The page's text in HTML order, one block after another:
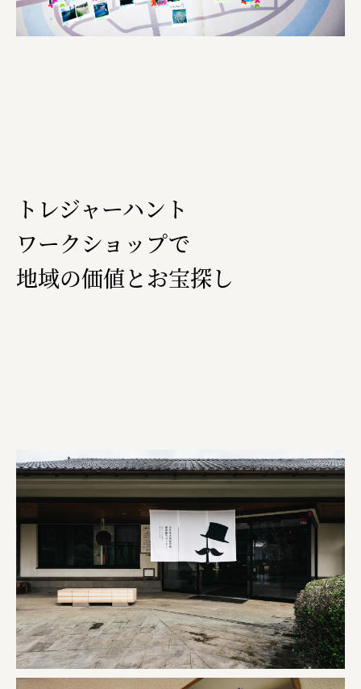
トレジャーハント
ワークショップで
地域の価値とお宝探し